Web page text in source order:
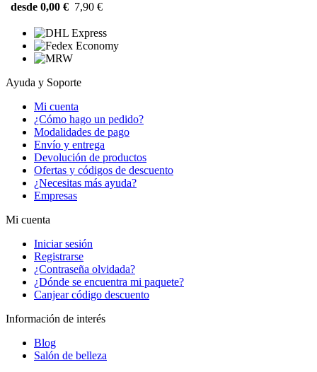
desde 0,00 € 7,90 €
Ayuda y Soporte
Mi cuenta
¿Cómo hago un pedido?
Modalidades de pago
Envío y entrega
Devolución de productos
Ofertas y códigos de descuento
¿Necesitas más ayuda?
Empresas
Mi cuenta
Iniciar sesión
Registrarse
¿Contraseña olvidada?
¿Dónde se encuentra mi paquete?
Canjear código descuento
Información de interés
Blog
Salón de belleza